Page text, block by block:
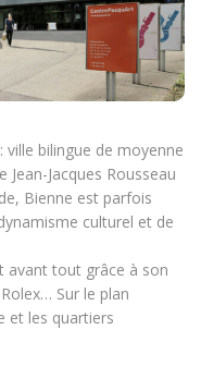
bilingue de moyenne
Jean-Jacques Rousseau
Bienne est parfois
culturel et de
avant tout grâce à son
Sur le plan
et les quartiers